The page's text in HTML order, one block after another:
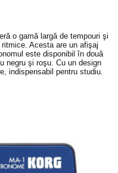
o gamă largă de tempouri şi
Acesta are un afişaj
este disponibil în două
negru şi roşu. Cu un design
indispensabil pentru studiu.